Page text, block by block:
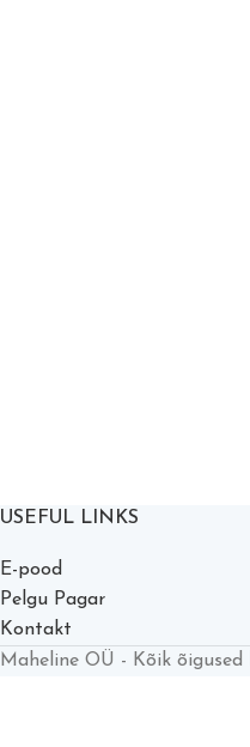
USEFUL LINKS
E-pood
Pelgu Pagar
Kontakt
Maheline OÜ - Kõik